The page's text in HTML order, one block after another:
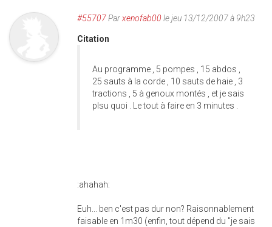
#55707Parxenofab00 le jeu 13/12/2007 à 9h23
Citation
Au programme , 5 pompes , 15 abdos ,
25 sauts à la corde , 10 sauts de haie , 3
tractions , 5 à genoux montés , et je sais
plsu quoi . Le tout à faire en 3 minutes .
:ahahah:
Euh... ben c'est pas dur non? Raisonnablement
faisable en 1m30 (enfin, tout dépend du "je sais